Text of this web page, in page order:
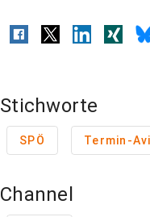
Stichworte
SPÖ Termin-
Channel